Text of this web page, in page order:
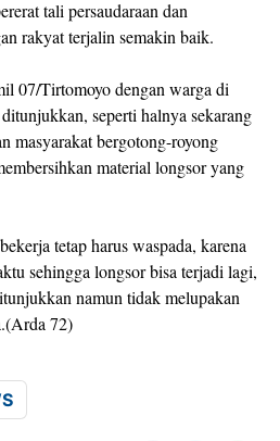
tali persaudaraan dan
rakyat terjalin semakin baik.
07/Tirtomoyo dengan warga di
seperti halnya sekarang
masyarakat bergotong-royong
material longsor yang
tetap harus waspada, karena
sehingga longsor bisa terjadi lagi,
namun tidak melupakan
72)